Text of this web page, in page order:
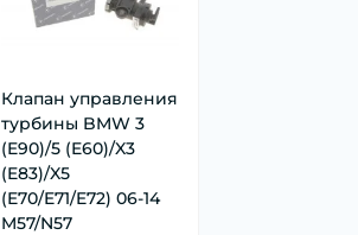
Клапан управления
турбины BMW 3
(E90)/5 (E60)/X3
(E83)/X5
(E70/E71/E72) 06-14
M57/N57